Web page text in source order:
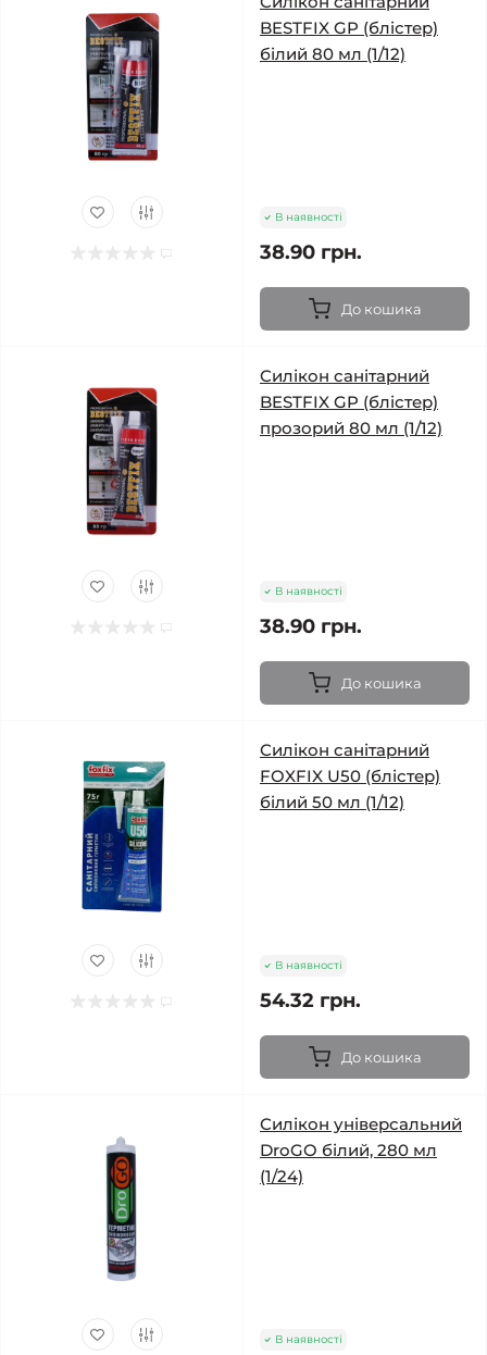
BESTFIX GP (блістер)
білий 80 мл (1/12)
В наявності
38.90 грн.
До кошика
Силікон санітарний
BESTFIX GP (блістер)
прозорий 80 мл (1/12)
В наявності
38.90 грн.
До кошика
Силікон санітарний
FOXFIX U50 (блістер)
білий 50 мл (1/12)
В наявності
54.32 грн.
До кошика
Силікон універсальний
DroGO білий, 280 мл
(1/24)
В наявності